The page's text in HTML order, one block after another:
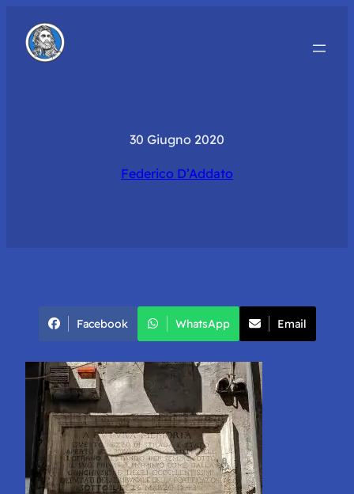
30 Giugno 2020
Federico D’Addato
Facebook WhatsApp Email